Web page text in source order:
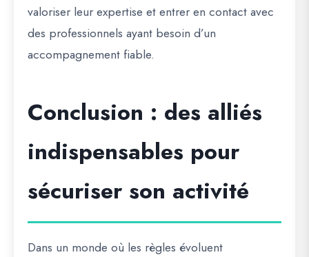
valoriser leur expertise et entrer en contact avec
des professionnels ayant besoin d’un
accompagnement fiable.
Conclusion : des alliés
indispensables pour
sécuriser son activité
Dans un monde où les règles évoluent